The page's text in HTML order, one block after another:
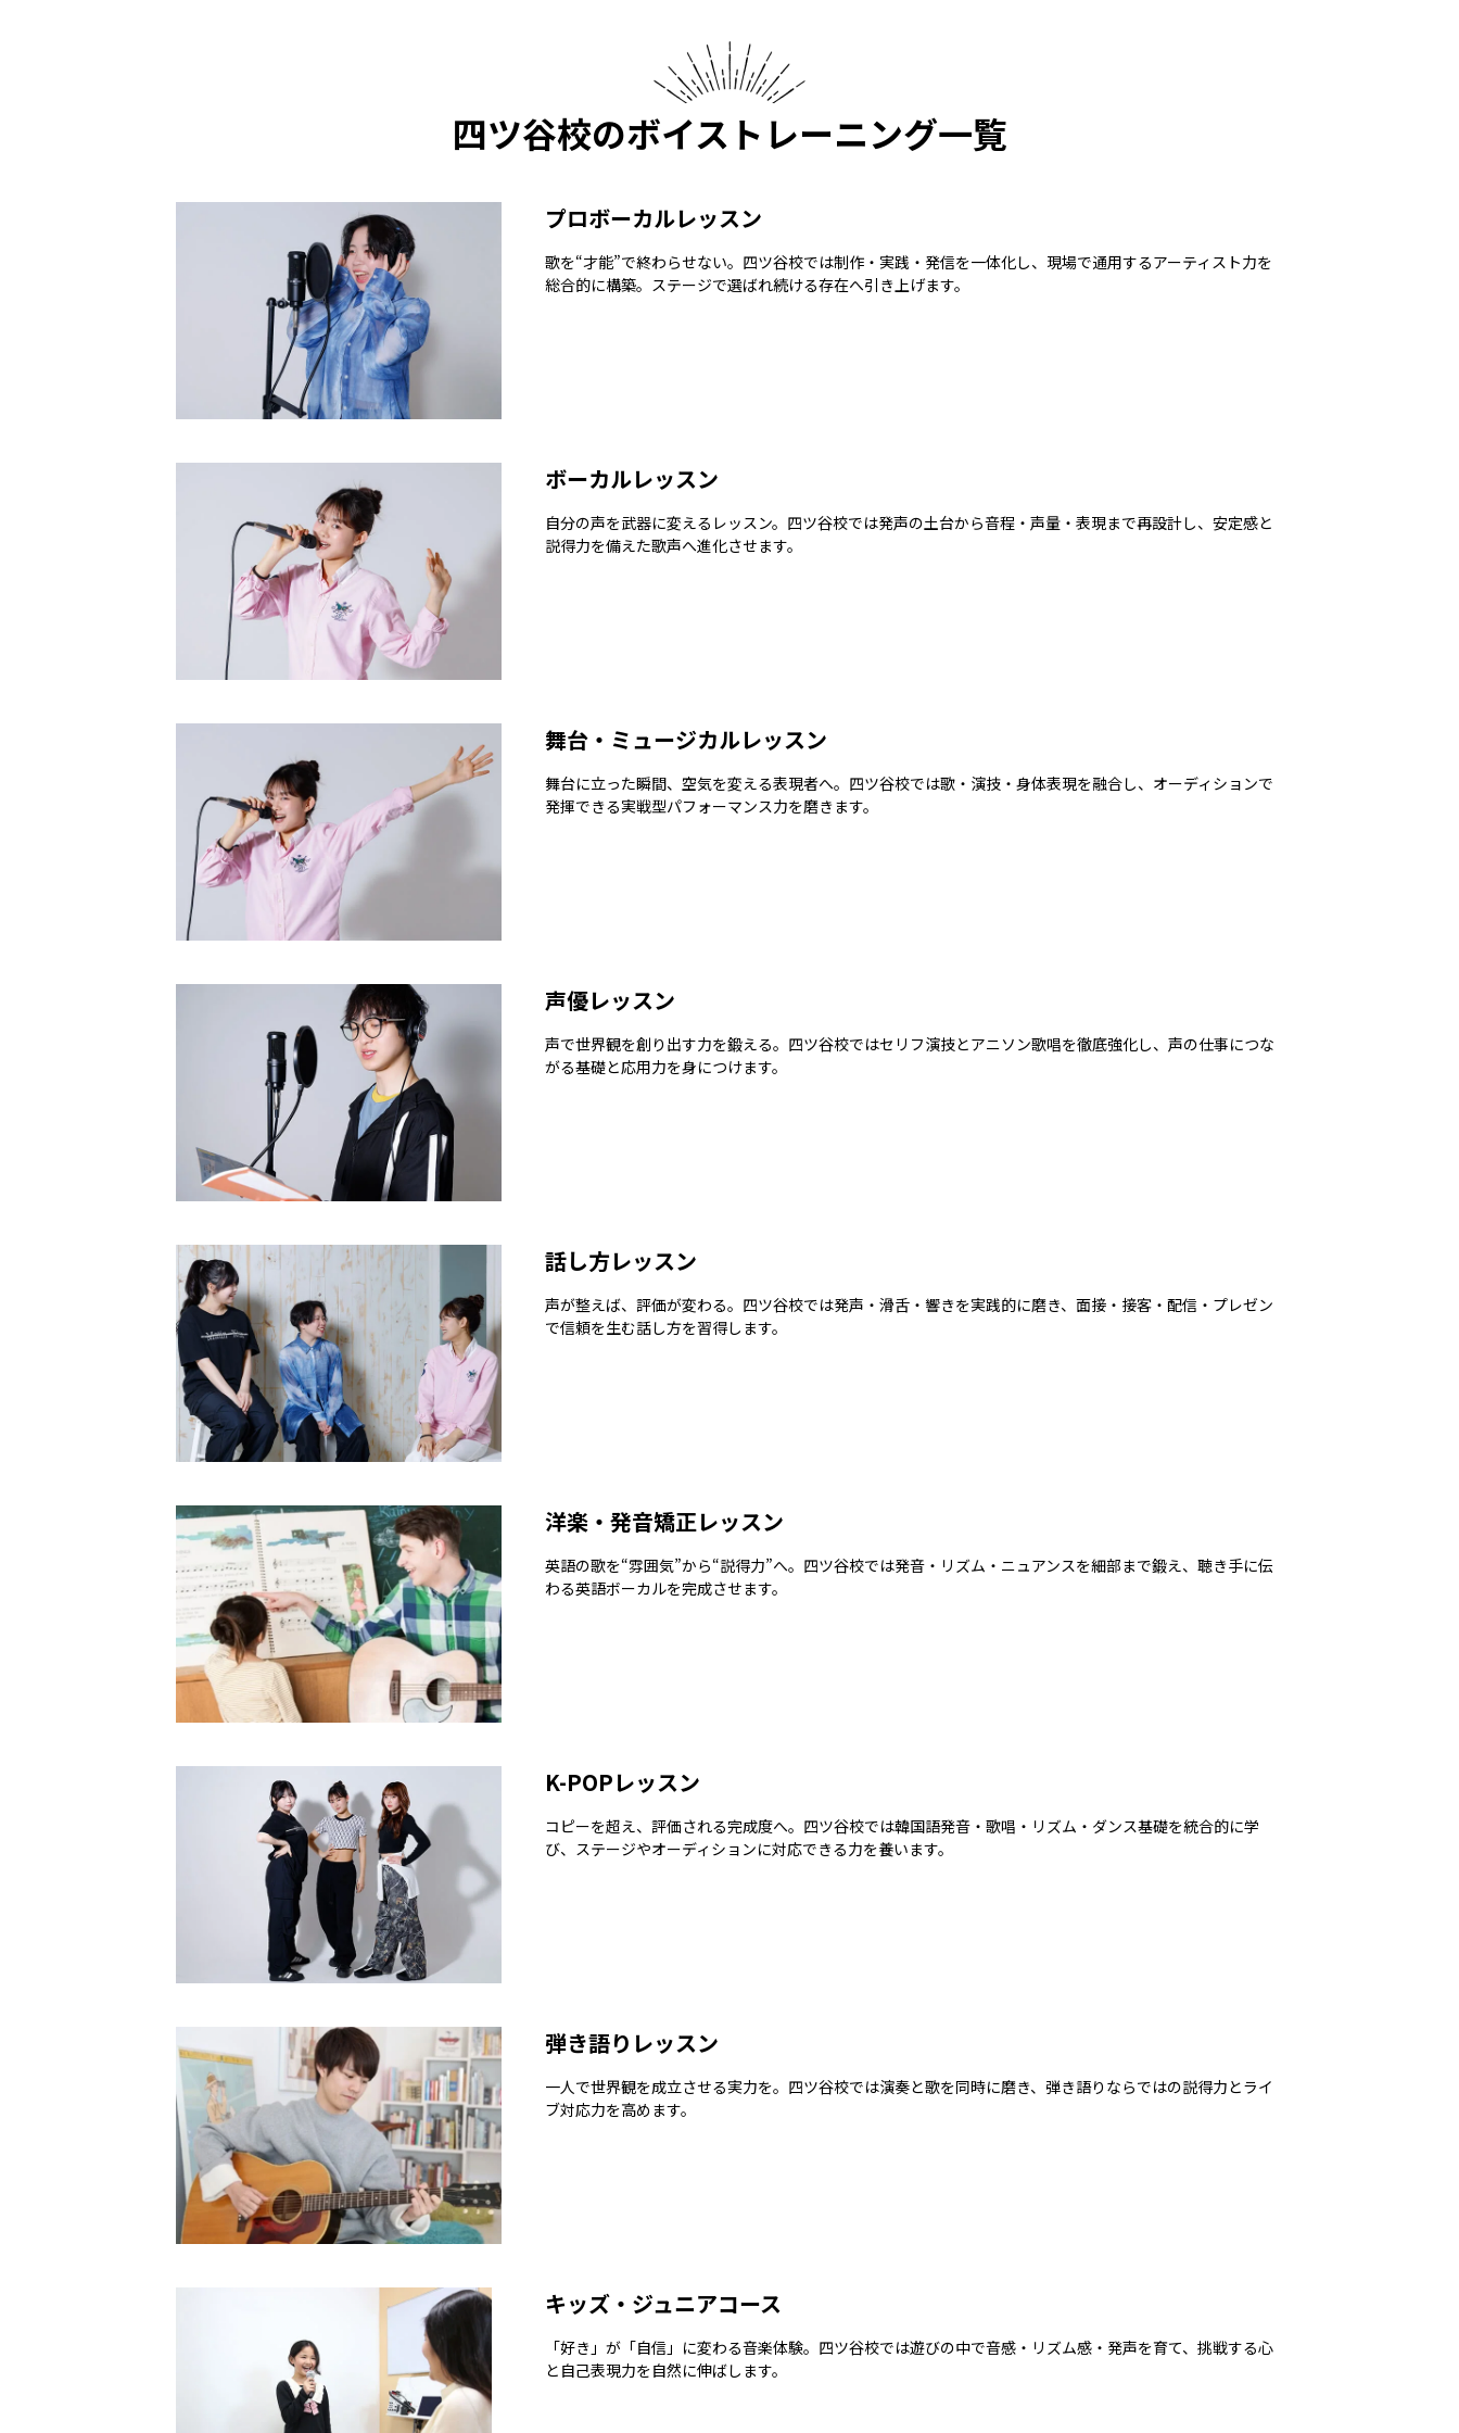
四ツ谷校のボイストレーニング一覧
プロボーカルレッスン
歌を“才能”で終わらせない。四ツ谷校では制作・実践・発信を一体化し、現場で通用するアーティスト力を
総合的に構築。ステージで選ばれ続ける存在へ引き上げます。
ボーカルレッスン
自分の声を武器に変えるレッスン。四ツ谷校では発声の土台から音程・声量・表現まで再設計し、安定感と
説得力を備えた歌声へ進化させます。
舞台・ミュージカルレッスン
舞台に立った瞬間、空気を変える表現者へ。四ツ谷校では歌・演技・身体表現を融合し、オーディションで
発揮できる実戦型パフォーマンス力を磨きます。
声優レッスン
声で世界観を創り出す力を鍛える。四ツ谷校ではセリフ演技とアニソン歌唱を徹底強化し、声の仕事につな
がる基礎と応用力を身につけます。
話し方レッスン
声が整えば、評価が変わる。四ツ谷校では発声・滑舌・響きを実践的に磨き、面接・接客・配信・プレゼン
で信頼を生む話し方を習得します。
洋楽・発音矯正レッスン
英語の歌を“雰囲気”から“説得力”へ。四ツ谷校では発音・リズム・ニュアンスを細部まで鍛え、聴き手に伝
わる英語ボーカルを完成させます。
K-POPレッスン
コピーを超え、評価される完成度へ。四ツ谷校では韓国語発音・歌唱・リズム・ダンス基礎を統合的に学
び、ステージやオーディションに対応できる力を養います。
弾き語りレッスン
一人で世界観を成立させる実力を。四ツ谷校では演奏と歌を同時に磨き、弾き語りならではの説得力とライ
ブ対応力を高めます。
キッズ・ジュニアコース
「好き」が「自信」に変わる音楽体験。四ツ谷校では遊びの中で音感・リズム感・発声を育て、挑戦する心
と自己表現力を自然に伸ばします。